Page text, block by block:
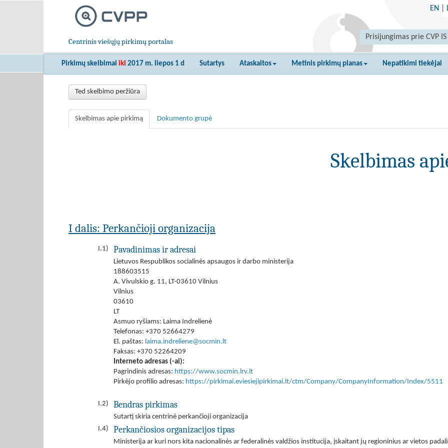
Centrinis viešųjų pirkimų portalas
EN
Prisijungimas prie CVP IS
Pirkimų skelbimai iki 2017 m. liepos 1 d Sutartys Ataskaitos Metinis pirkimų planas Nepatikimi tiekėjai
Ted skelbimo peržiūra
Skelbimas apie pirkimą Dokumento grupė
Skelbimas
I dalis: Perkančioji organizacija
I.1) Pavadinimas ir adresai
Lietuvos Respublikos socialinės apsaugos ir darbo ministerija
188603515
A. Vivulskio g. 11, LT-03610 Vilnius
Vilnius
03610
LT
Asmuo ryšiams: Laima Indrelienė
Telefonas: +370 52664279
El. paštas: laima.indreliene@socmin.lt
Faksas: +370 52264209
Interneto adresas (-ai):
Pagrindinis adresas: https://www.socmin.lrv.lt
Pirkėjo profilio adresas: https://pirkimai.eviesiejipirkimai.lt/ctm/Company/CompanyInformation/Index/5511
I.2) Bendras pirkimas
Sutartį skiria centrinė perkančioji organizacija
I.4)
Perkančiosios organizacijos tipas
Ministerija ar kuri nors kita nacionalinės ar federalinės valdžios institucija, įskaitant jų regioninius ar vietos